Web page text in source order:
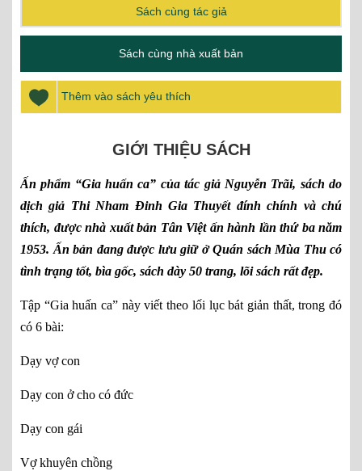
Sách cùng tác giả
Sách cùng nhà xuất bản
Thêm vào sách yêu thích
GIỚI THIỆU SÁCH
Ấn phẩm “Gia huấn ca” của tác giả Nguyễn Trãi, sách do
dịch giả Thi Nham Đinh Gia Thuyết đính chính và chú
thích, được nhà xuất bản Tân Việt ấn hành lần thứ ba năm
1953. Ấn bản đang được lưu giữ ở Quán sách Mùa Thu có
tình trạng tốt, bìa gốc, sách dày 50 trang, lõi sách rất đẹp.
Tập “Gia huấn ca” này viết theo lối lục bát giản thất, trong đó
có 6 bài:
Dạy vợ con
Dạy con ở cho có đức
Dạy con gái
Vợ khuyên chồng